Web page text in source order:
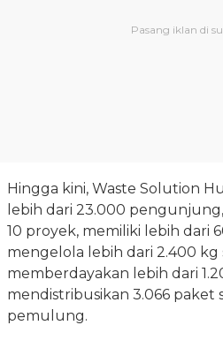
Hingga kini, Waste Solution
lebih dari 23.000
10 proyek, memiliki lebih dari
mengelola lebih dari 2.400 kg
memberdayakan lebih dari
mendistribusikan 3.066 paket
pemulung.